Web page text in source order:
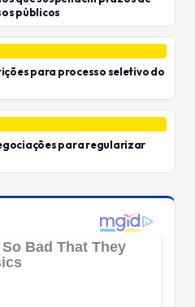
públicos
para processo seletivo do
para regularizar